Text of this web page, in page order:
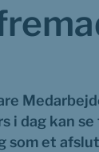
i dag kan
som et